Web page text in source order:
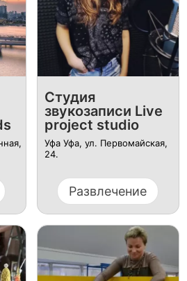
Студия
звукозаписи Live
project studio
Уфа Уфа, ул. ​Первомайская,
24.
Развлечение